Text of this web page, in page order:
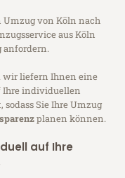
von Köln nach
aus Köln
anfordern.
wir liefern Ihnen eine
Ihre individuellen
Sie Ihre Umzug
planen können.
auf Ihre